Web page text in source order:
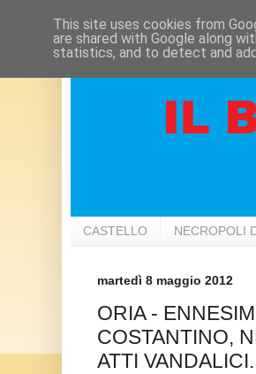
CASTELLO NECROPOLI
martedì 8 maggio 2012
ORIA -
COSTANTINO,
ATTI VANDALICI.
This site uses cookies from
are shared with Google along
statistics, and to detect and